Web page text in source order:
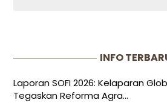
INFO
Laporan SOFI 2026: Kelaparan
Tegaskan Reforma Agra...